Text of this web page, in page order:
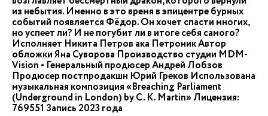
из небытия. Именно в это время в эпицентре бурных
событий появляется Фёдор. Он хочет спасти многих,
но успеет ли? И не погубит ли в итоге себя самого?
Исполняет Никита Петров ака Петроник Автор
обложки Яна Суворова Производство студии MDM-
Vision • Генеральный продюсер Андрей Лобзов
Продюсер постпродакшн Юрий Греков Использована
музыкальная композиция «Breaching Parliament
(Underground in London) by C. K. Martin» Лицензия:
769551 Запись 2023 года